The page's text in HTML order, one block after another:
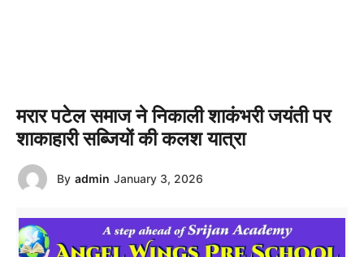
मरार पटेल समाज ने निकाली शाकंभरी जयंती पर
शाकाहारी सब्जियों की कलश यात्रा
By admin January 3, 2026